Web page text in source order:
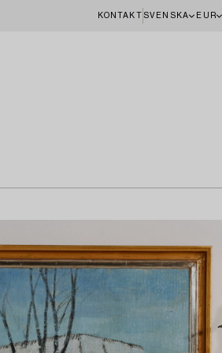
KONTAKT SVENSKA EUR